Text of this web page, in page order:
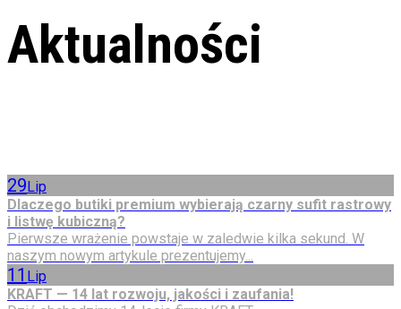
Aktualności
29Lip
Dlaczego butiki premium wybierają czarny sufit rastrowy
i listwę kubiczną?
Pierwsze wrażenie powstaje w zaledwie kilka sekund. W
naszym nowym artykule prezentujemy...
11 Lip
KRAFT — 14 lat rozwoju, jakości i zaufania!